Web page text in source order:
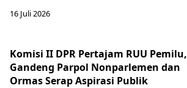
16 Juli 2026
Komisi II DPR Pertajam RUU Pemilu,
Gandeng Parpol Nonparlemen dan
Ormas Serap Aspirasi Publik